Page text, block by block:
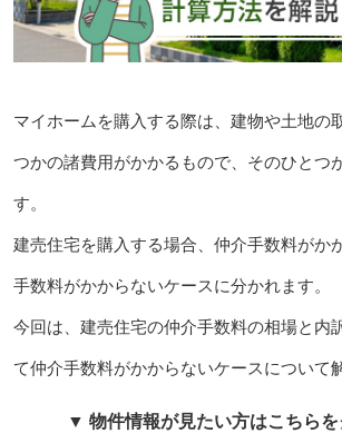
マイホームを購入する際は、建物や土地の
つかの諸費用がかかるもので、そのひとつ
す。
建売住宅を購入する場合、仲介手数料がか
手数料がかからないケースに分かれます。
今回は、建売住宅の仲介手数料の相場と内
て仲介手数料がかからないケースについて
▼ 物件情報が見たい方はこちら